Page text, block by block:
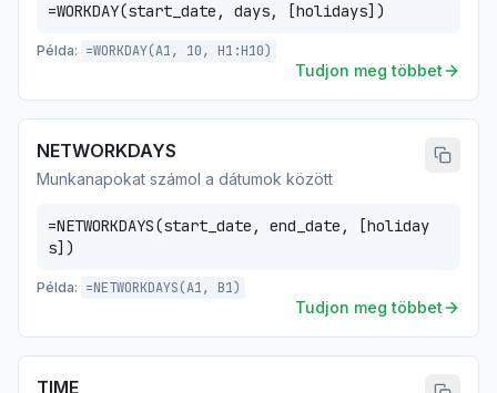
=WORKDAY(start_date, days, [holidays])
Példa: =WORKDAY(A1, 10, H1:H10)
Tudjon meg többet
NETWORKDAYS
Munkanapokat számol a dátumok között
=NETWORKDAYS(start_date, end_date, [holiday
s])
Példa: =NETWORKDAYS(A1, B1)
Tudjon meg többet
TIME